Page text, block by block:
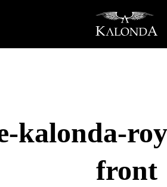
kalonda-
front